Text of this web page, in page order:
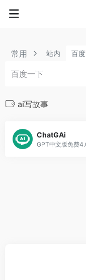
常用 站内 百度
ai写故事
ChatGAi